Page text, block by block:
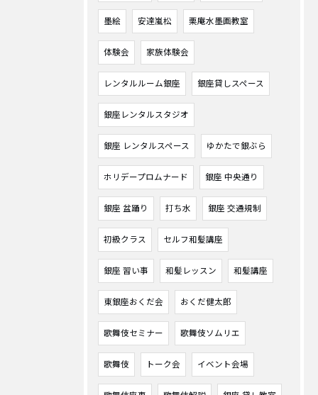
墨絵 安達嵐松 栗庵水墨画教室
体験会 家族体験会
レンタルルーム銀座 銀座貸しスペース
銀座レンタルスタジオ
銀座 レンタルスペース ゆかたで銀ぶら
ホリデープロムナード 銀座 中央通り
銀座 盆踊り 打ち水 銀座 交通規制
初級クラス セルフ和髪講座
銀座 習い事 和髪レッスン 和髪講座
東銀座おくだ会 おくだ健太郎
歌舞伎セミナー 歌舞伎ソムリエ
歌舞伎 トーク会 イベント会場